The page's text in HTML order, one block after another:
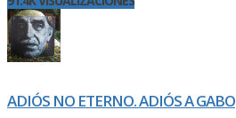
ADIÓS NO ETERNO. ADIÓS A GABO